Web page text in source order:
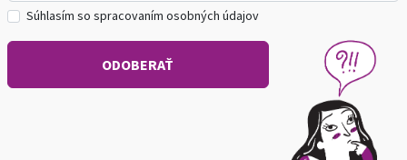
Súhlasím so spracovaním osobných údajov